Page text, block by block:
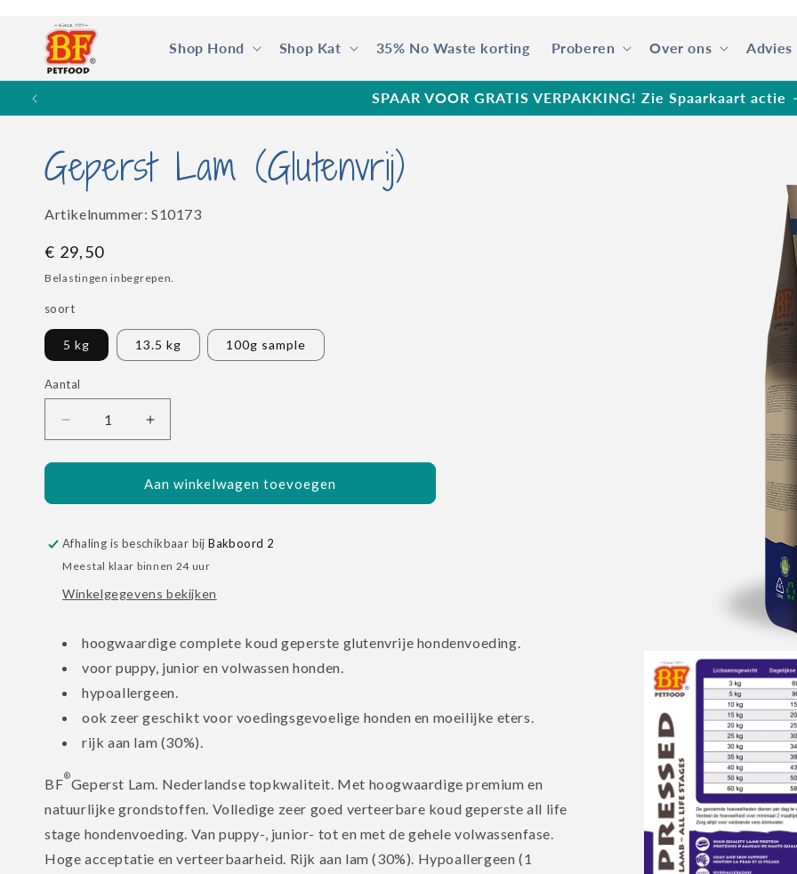
naar de
content
Shop Hond Shop Kat 35% No Waste korting Proberen Over ons Advies
SPAAR VOOR GRATIS VERPAKKING! Zie Spaarkaart actie
openen
modaal
Geperst Lam (Glutenvrij)
Artikelnummer: SKU:
S10173
Normale
prijs
€ 29,50
Belastingen inbegrepen.
soort
5 kg 13.5 kg 100g sample
Aantal
Aantal
Aantal
verlagen
voor
Lam
Aantal
verhogen
voor
Geperst
Lam
Aan winkelwagen toevoegen
Afhaling is beschikbaar bijBakboord 2
Meestal klaar binnen 24 uur
Winkelgegevens bekijken
hoogwaardige complete koud geperste glutenvrije hondenvoeding.
voor puppy, junior en volwassen honden.
hypoallergeen.
ook zeer geschikt voor voedingsgevoelige honden en moeilijke eters.
rijk aan lam (30%).
BF®Geperst Lam. Nederlandse topkwaliteit. Met hoogwaardige premium en
natuurlijke grondstoffen. Volledige zeer goed verteerbare koud geperste all life
stage hondenvoeding. Van puppy-, junior- tot en met de gehele volwassenfase.
Hoge acceptatie en verteerbaarheid. Rijk aan lam (30%). Hypoallergeen (1